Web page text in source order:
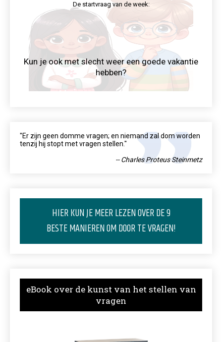
De startvraag van de week:
Kun je ook met slecht weer een goede vakantie
hebben?
"Er zijn geen domme vragen; en niemand zal dom worden
tenzij hij stopt met vragen stellen."
-- Charles Proteus Steinmetz
HIER KUN JE MEER LEZEN OVER DE 9
BESTE MANIEREN OM DOOR TE VRAGEN!
eBook over de kunst van het stellen van
vragen